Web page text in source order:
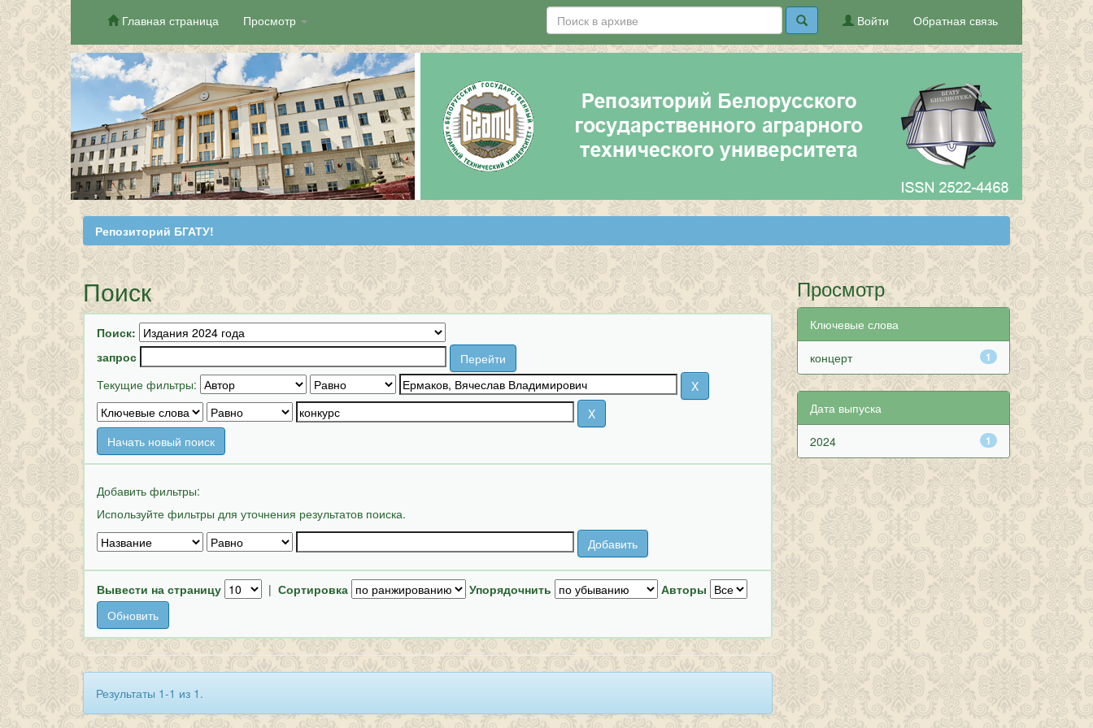
Skip
navigation
Главная страница Просмотр Обратная связь
Войти
Репозиторий БГАТУ!
Поиск
Поиск:
запрос
Текущие фильтры:
Начать новый поиск
Добавить фильтры:
Используйте фильтры для уточнения результатов поиска.
Вывести на страницу | Сортировка Упорядочнить Авторы
Результаты 1-1 из 1.
Просмотр
Ключевые слова
1
концерт
Дата выпуска
1
2024